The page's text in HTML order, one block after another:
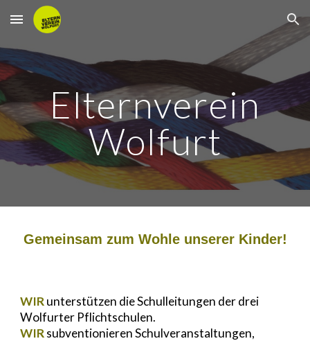
Skip to main content Skip to navigation
Elternverein
Wolfurt
Gemeinsam zum Wohle unserer Kinder!
WIRunterstützen die Schulleitungen der drei
Wolfurter Pflichtschulen.
WIRsubventionieren Schulveranstaltungen,